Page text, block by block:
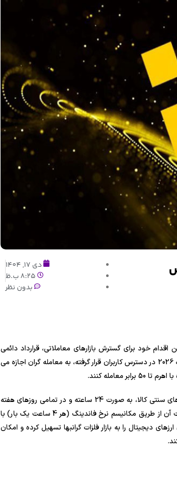
دی 17, 1404
8:25 ب.ظ
بدون نظر
در جدیدترین اقدام خود برای گسترش بازارهای معاملاتی، قرارداد دائمی
(Perpetual) نقره با نماد XAGUSDT را راه اندازی کرد. این محصول که از امروز 7 ژانویه 2026 در دسترس کاربران قرار گرفته، به معامله گران اجازه می
کنند.
هر واحد از این قرارداد معادل یک اونس تروا (Troy Ounce) نقره است و برخلاف بازارهای سنتی کالا، به صورت 24 ساعته و در تمامی روزهای هفته
قابل معامله است. از آنجایی که این یک قرارداد دائمی است، تاریخ انقضا ندارد و قیمت آن از طریق مکانیسم نرخ فاندینگ (هر 4 ساعت یک بار) با
دیجیتال را به بازار فلزات گرانبها تسهیل کرده و امکان